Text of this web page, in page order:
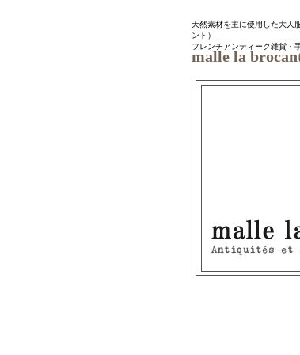
天然素材を主に使用した大人
ント）
フレンチアンティーク雑貨・
malle la